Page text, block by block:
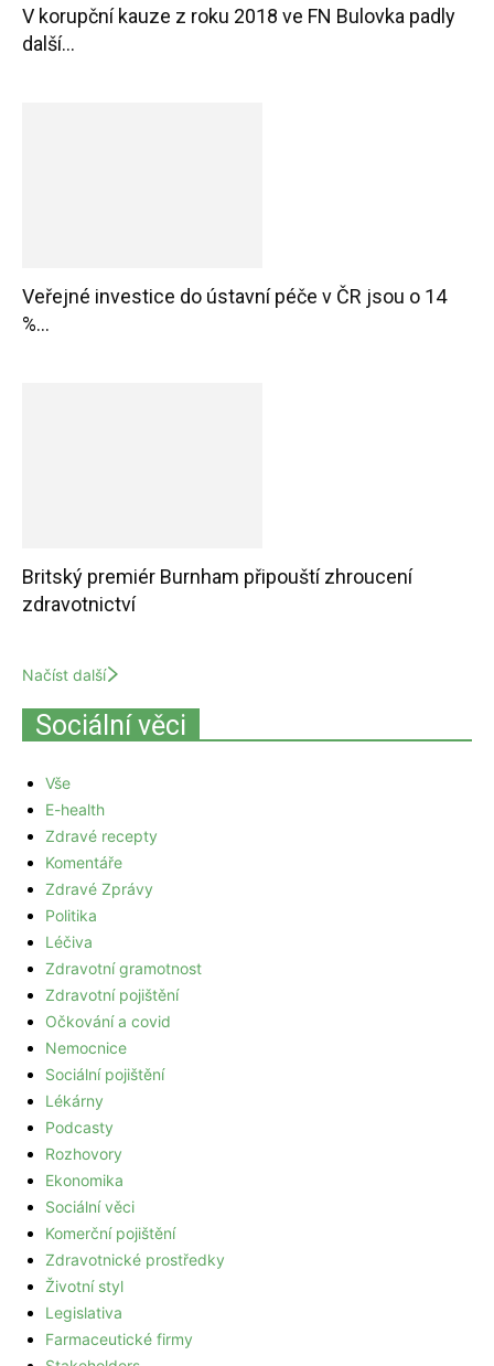
V korupční kauze z roku 2018 ve FN Bulovka padly
další...
Veřejné investice do ústavní péče v ČR jsou o 14
%...
Britský premiér Burnham připouští zhroucení
zdravotnictví
Načíst další
Sociální věci
Vše
E-health
Zdravé recepty
Komentáře
Zdravé Zprávy
Politika
Léčiva
Zdravotní gramotnost
Zdravotní pojištění
Očkování a covid
Nemocnice
Sociální pojištění
Lékárny
Podcasty
Rozhovory
Ekonomika
Sociální věci
Komerční pojištění
Zdravotnické prostředky
Životní styl
Legislativa
Farmaceutické firmy